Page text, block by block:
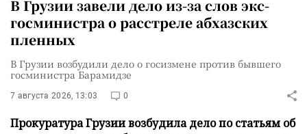
В Грузии завели дело из-за слов экс-
госминистра о расстреле абхазских
пленных
В Грузии возбудили дело о госизмене против бывшего
госминистра Барамидзе
7 августа 2026, 13:03 0
Прокуратура Грузии возбудила дело по статьям об